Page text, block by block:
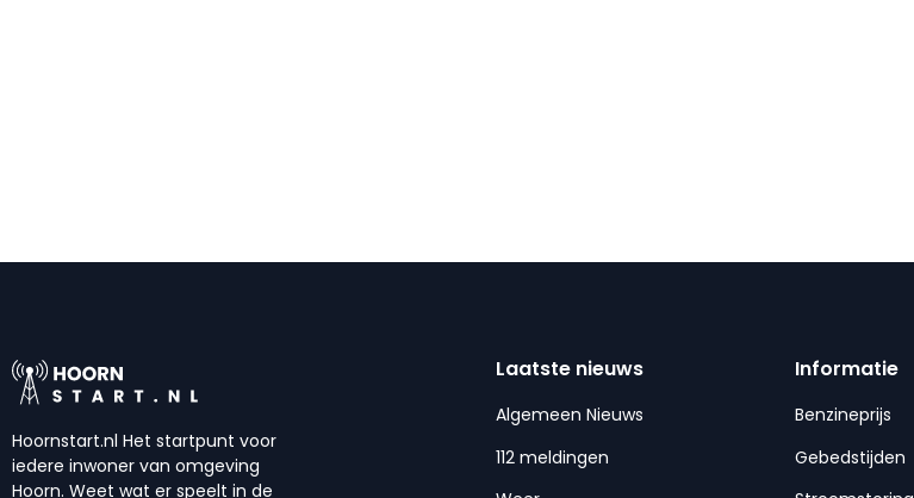
Hoornstart.nl Het startpunt voor
iedere inwoner van omgeving
Hoorn. Weet wat er speelt in de
Laatste nieuws
Algemeen Nieuws
112 meldingen
Informatie
Benzineprijs
Gebedstijden